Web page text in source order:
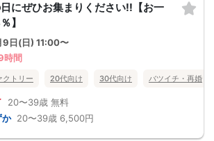
にぜひお集まりください!!【お一
】
9日(日) 11:00〜
時間
クトリー 20代向け 30代向け バツイチ・再婚
20〜39歳 無料
か 20〜39歳 6,500円